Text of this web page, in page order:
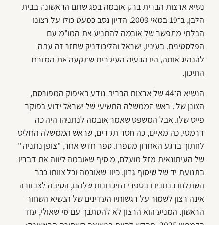
נשיא ארצות הברית ברק אובמה בפגישתם הראשונה בבית
הלבן, ב־19 במאי 2009. הדיון נסב כמעט כולו על רצונו
הבלתי מתפשר של אובמה להתניע את המו"מ עם
הפלסטינים. בעיניו, ישראל והליכודניק שחזר זה עתה
להנהיג אותה, היו הבעיה העיקרית שתקעה את המזרח
התיכון.
הנשיא ה־44 של ארצות הברית נודע באיפוק המפורסם,
הצונן שלו. ראש הממשלה התשיעי של ישראל ידוע בפוקר
פייס שלו. אבל המשפט שאמר אובמה לנתניהו היה כה
דרמטי, כה מאיים, כה חסר תקדים, שראש הממשלה החליט
לחתוך ברגע האחרון מספרו. ספר חדש אחר, "צופן נתניהו"
של העיתונאית מזל מועלם, מוסיף שאובמה ליווה את דבריו
בתנועת יד של שיסוף גרון. כיוון שאובמה וכל צוותו כבר
השתלחו בנתניהו בספרי הזיכרונות שלהם, הסיבה לצנזורה
אינה רצון לשמור על רגשותיו העדינים של הנשיא השחור
הראשון. המניע הוא הרצון לא להסתבך עם מי שאולי, עוד